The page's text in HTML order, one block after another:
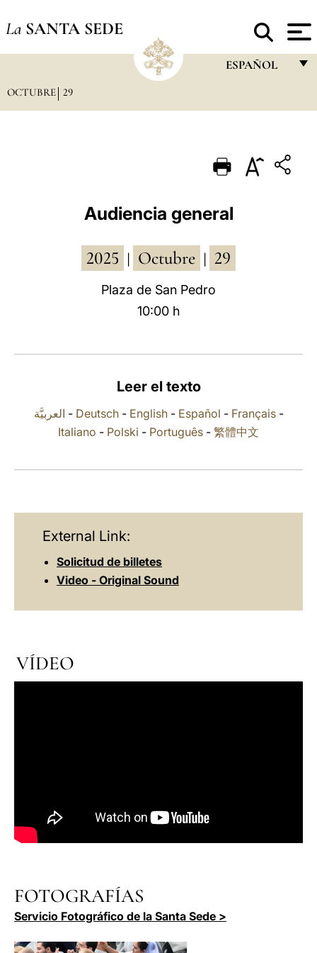
La SANTA SEDE
ESPAÑOL
PORTUGUÊS
ESPAÑOL
POLSKI
OCTUBRE 29
Audiencia general
2025 Octubre 29
Plaza de San Pedro
10:00 h
Leer el texto
العربيَّة - Deutsch- English- Español - Français-
Italiano - Polski - Português - 繁體中文
External Link:
Solicitud de billetes
Video - Original Sound
VÍDEO
FOTOGRAFÍAS
Servicio Fotográfico de la Santa Sede >